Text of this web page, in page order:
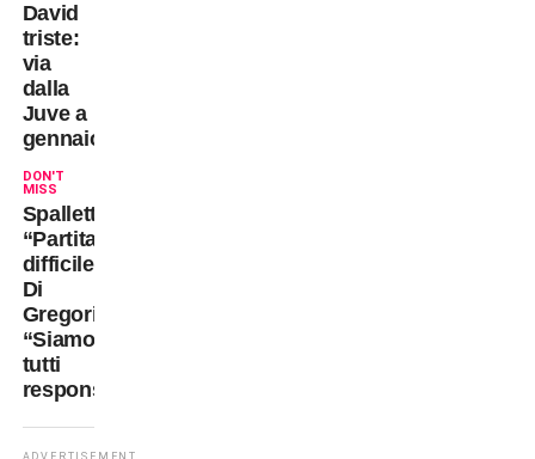
David
triste:
via
dalla
Juve a
gennaio?
DON'T
MISS
Spalletti:
“Partita
difficile”.
Di
Gregorio:
“Siamo
tutti
responsabili”.